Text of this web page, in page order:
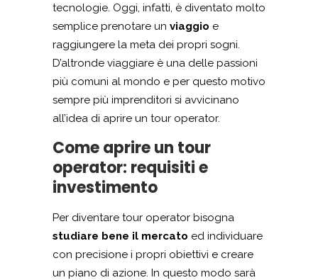
tecnologie. Oggi, infatti, è diventato molto
semplice prenotare un viaggio e
raggiungere la meta dei propri sogni.
D’altronde viaggiare è una delle passioni
più comuni al mondo e per questo motivo
sempre più imprenditori si avvicinano
all’idea di aprire un tour operator.
Come aprire un tour
operator: requisiti e
investimento
Per diventare tour operator bisogna
studiare bene il mercato ed individuare
con precisione i propri obiettivi e creare
un piano di azione. In questo modo sarà